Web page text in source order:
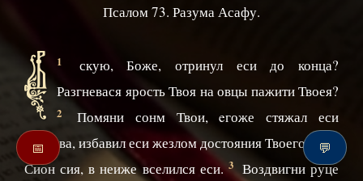
Псалом 73. Разума Асафу.
1
В
скую, Боже, отринул еси до конца?
Разгневася ярость Твоя на овцы пажити Твоея?
2
Помяни сонм Твои, eгоже стяжал еси
исперва, избавил еси жезлом достояния Твоего, гора
Сион сия, в неиже вселился еси.3 Воздвигни руце
📅 💬